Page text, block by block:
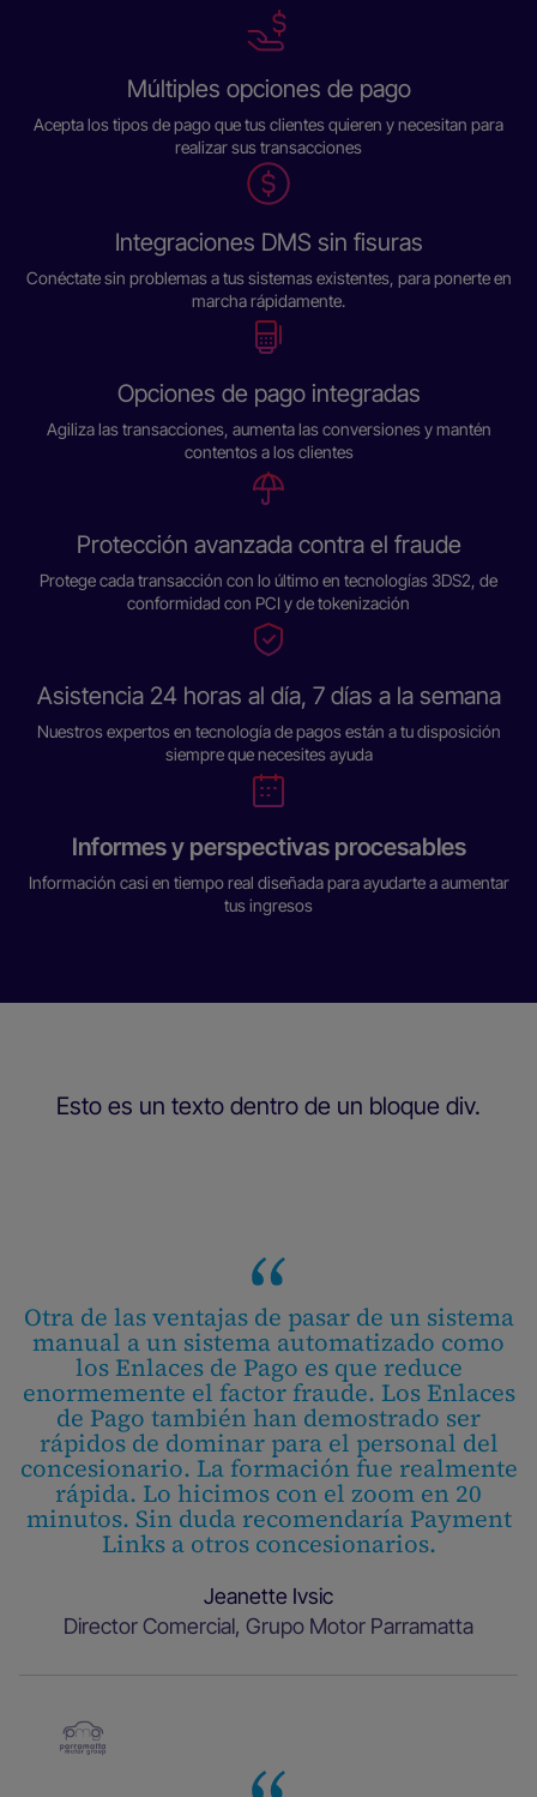
Múltiples opciones de pago
Acepta los tipos de pago que tus clientes quieren y necesitan para
realizar sus transacciones
Integraciones DMS sin fisuras
Conéctate sin problemas a tus sistemas existentes, para ponerte en
marcha rápidamente.
Opciones de pago integradas
Agiliza las transacciones, aumenta las conversiones y mantén
contentos a los clientes
Protección avanzada contra el fraude
Protege cada transacción con lo último en tecnologías 3DS2, de
conformidad con PCI y de tokenización
Asistencia 24 horas al día, 7 días a la semana
Nuestros expertos en tecnología de pagos están a tu disposición
siempre que necesites ayuda
Informes y perspectivas procesables
Información casi en tiempo real diseñada para ayudarte a aumentar
tus ingresos
Esto es un texto dentro de un bloque div.
Otra de las ventajas de pasar de un sistema
manual a un sistema automatizado como
los Enlaces de Pago es que reduce
enormemente el factor fraude. Los Enlaces
de Pago también han demostrado ser
rápidos de dominar para el personal del
concesionario. La formación fue realmente
rápida. Lo hicimos con el zoom en 20
minutos. Sin duda recomendaría Payment
Links a otros concesionarios.
Jeanette Ivsic
Director Comercial, Grupo Motor Parramatta